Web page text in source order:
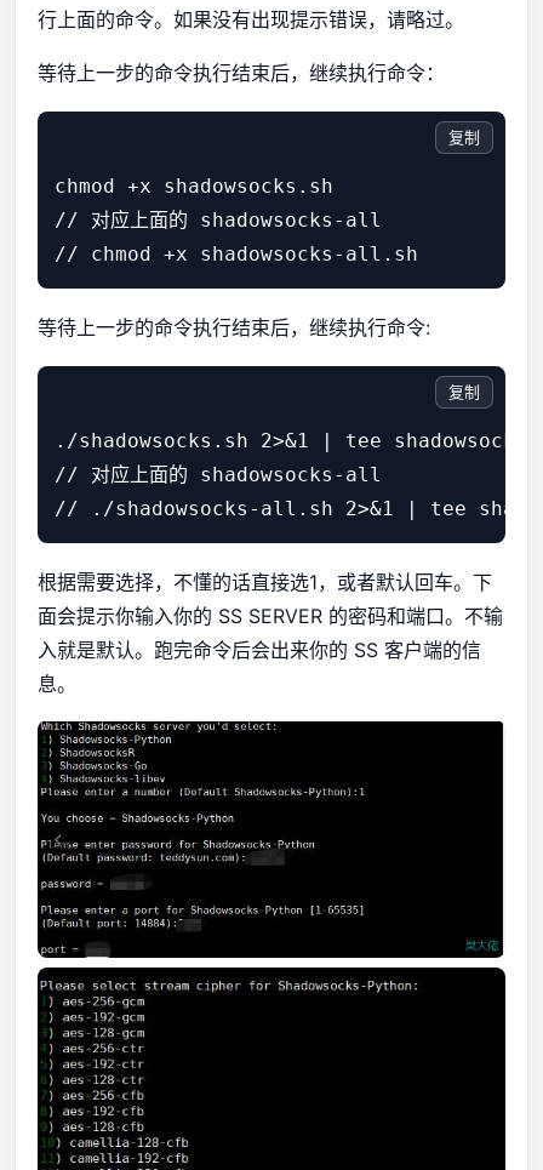
行上面的命令。如果没有出现提示错误，请略过。
等待上一步的命令执行结束后，继续执行命令：
chmod +x shadowsocks.sh
// 对应上面的 shadowsocks-all
复制
等待上一步的命令执行结束后，继续执行命令:
./shadowsocks.sh 2>&1 | tee
// 对应上面的 shadowsocks-all
复制
根据需要选择，不懂的话直接选1，或者默认回车。下
面会提示你输入你的 SS SERVER 的密码和端口。不输
入就是默认。跑完命令后会出来你的 SS 客户端的信
息。